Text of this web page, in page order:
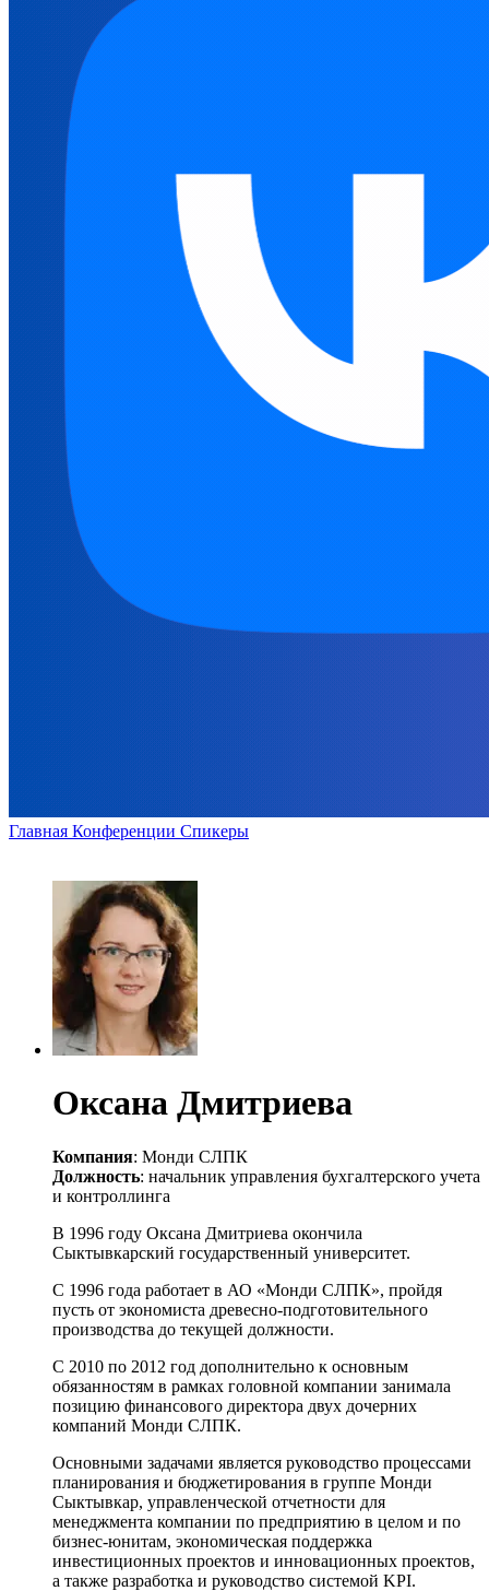
Главная Конференции Спикеры
Оксана Дмитриева
Компания: Монди СЛПК
Должность: начальник управления бухгалтерского учета
и контроллинга
В 1996 году Оксана Дмитриева окончила
Сыктывкарский государственный университет.
С 1996 года работает в АО «Монди СЛПК», пройдя
пусть от экономиста древесно-подготовительного
производства до текущей должности.
С 2010 по 2012 год дополнительно к основным
обязанностям в рамках головной компании занимала
позицию финансового директора двух дочерних
компаний Монди СЛПК.
Основными задачами является руководство процессами
планирования и бюджетирования в группе Монди
Сыктывкар, управленческой отчетности для
менеджмента компании по предприятию в целом и по
бизнес-юнитам, экономическая поддержка
инвестиционных проектов и инновационных проектов,
а также разработка и руководство системой KPI.